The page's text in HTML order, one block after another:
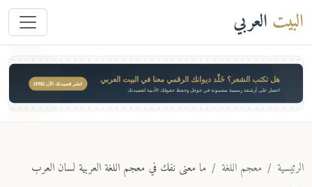
البيت العربي
هل تكتب الشعر؟ خَلّد ديوانك الرقمي معنا في البيت العربي
احصل على أرشفة رسمية مضمونة في جوجل وحفظ حقوقك الأدبية لقصيدتك
انشر قصيدتك الآن ($49)
الرئيسية معجم اللغة ما معنى نفك في معجم اللغة العربية لسان العرب